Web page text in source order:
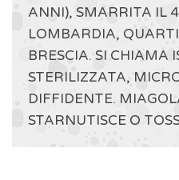
ANNI), SMARRITA IL
LOMBARDIA,
BRESCIA. SI CHIAMA
STERILIZZATA,
DIFFIDENTE.
STARNUTISCE O